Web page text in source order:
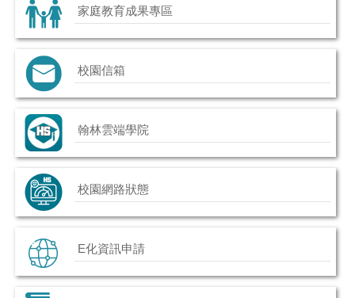
家庭教育成果專區
校園信箱
翰林雲端學院
校園網路狀態
E化資訊申請